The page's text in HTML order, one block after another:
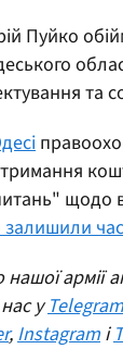
Пуйко
та
щодо
залишили
армії
уTelegram
, Instagram і